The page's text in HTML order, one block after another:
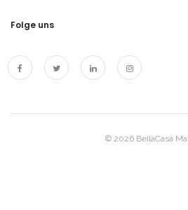
Folge uns
© 2026 BellaCasa